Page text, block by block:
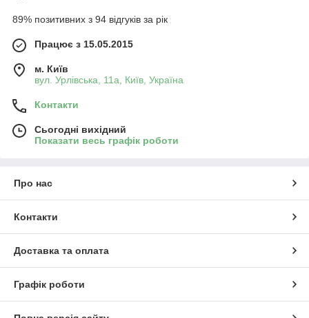
89% позитивних з 94 відгуків за рік
Працює з 15.05.2015
м. Київ
вул. Урлівська, 11а, Київ, Україна
Контакти
Сьогодні вихідний
Показати весь графік роботи
Про нас
Контакти
Доставка та оплата
Графік роботи